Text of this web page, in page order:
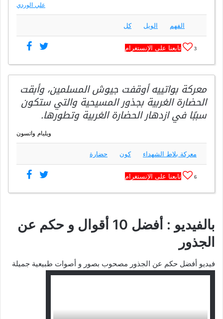
علي الوردي
الفهم الويل كل
3 تابعنا على الإنستغرام
معركة بواتييه أوقفت جيوش المسلمين، وأبقت
الحضارة الغربية بجذور المسيحية والتي ستكون
سببًا في ازدهار الحضارة الغربية وتطورها.
ويليام واتسون
معركة بلاط الشهداء كون حضارة
6 تابعنا على الإنستغرام
بالفيديو : أفضل 10 أقوال و حكم عن
الجذور
فيديو أفضل حكم عن الجذور مصحوب بصور و أصوات طبيعية جميلة